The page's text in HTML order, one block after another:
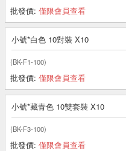
批發價: 僅限會員查看
小號*白色 10對裝 X10
(BK-F1-100)
批發價: 僅限會員查看
小號*藏青色 10雙套裝 X10
(BK-F3-100)
批發價: 僅限會員查看